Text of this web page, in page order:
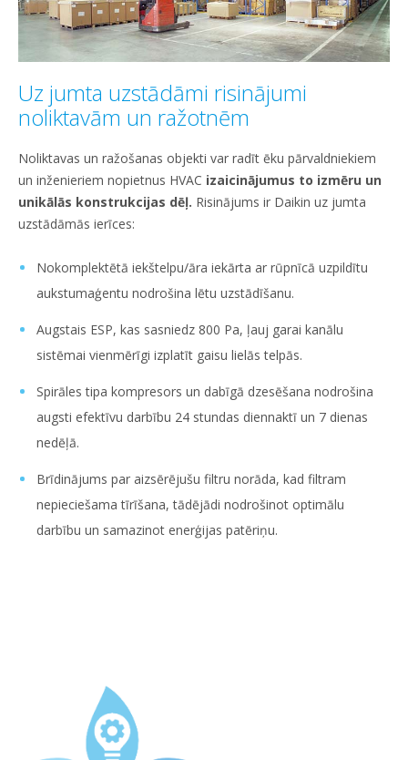
Uz jumta uzstādāmi risinājumi
noliktavām un ražotnēm
Noliktavas un ražošanas objekti var radīt ēku pārvaldniekiem
un inženieriem nopietnus HVAC izaicinājumus to izmēru un
unikālās konstrukcijas dēļ. Risinājums ir Daikin uz jumta
uzstādāmās ierīces:
Nokomplektētā iekštelpu/āra iekārta ar rūpnīcā uzpildītu
aukstumaģentu nodrošina lētu uzstādīšanu.
Augstais ESP, kas sasniedz 800 Pa, ļauj garai kanālu
sistēmai vienmērīgi izplatīt gaisu lielās telpās.
Spirāles tipa kompresors un dabīgā dzesēšana nodrošina
augsti efektīvu darbību 24 stundas diennaktī un 7 dienas
nedēļā.
Brīdinājums par aizsērējušu filtru norāda, kad filtram
nepieciešama tīrīšana, tādējādi nodrošinot optimālu
darbību un samazinot enerģijas patēriņu.